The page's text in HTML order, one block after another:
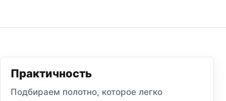
Практичность
Подбираем полотно, которое легко